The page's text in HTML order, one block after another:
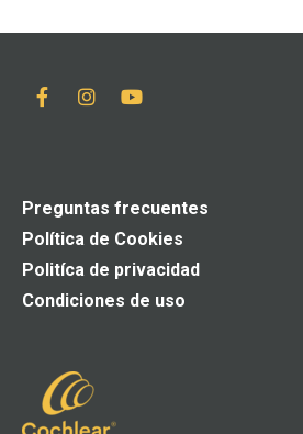
Preguntas frecuentes
Política de Cookies
Politíca de privacidad
Condiciones de uso